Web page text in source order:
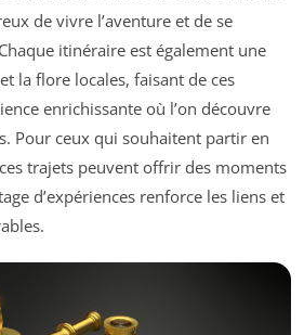
de vivre l’aventure et de se
itinéraire est également une
la flore locales, faisant de ces
enrichissante où l’on découvre
Pour ceux qui souhaitent partir en
trajets peuvent offrir des moments
d’expériences renforce les liens et